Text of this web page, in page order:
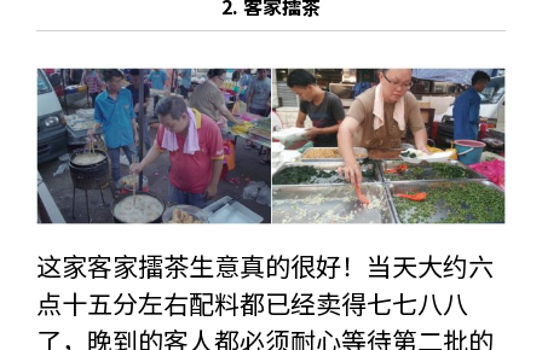
2. 客家擂茶
这家客家擂茶生意真的很好！当天大约六
点十五分左右配料都已经卖得七七八八
了，晚到的客人都必须耐心等待第二批的